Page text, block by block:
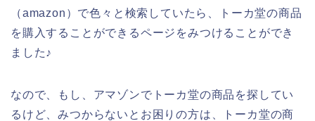
（amazon）で色々と検索していたら、トーカ堂の商品
を購入することができるページをみつけることができ
ました♪
なので、もし、アマゾンでトーカ堂の商品を探してい
るけど、みつからないとお困りの方は、トーカ堂の商